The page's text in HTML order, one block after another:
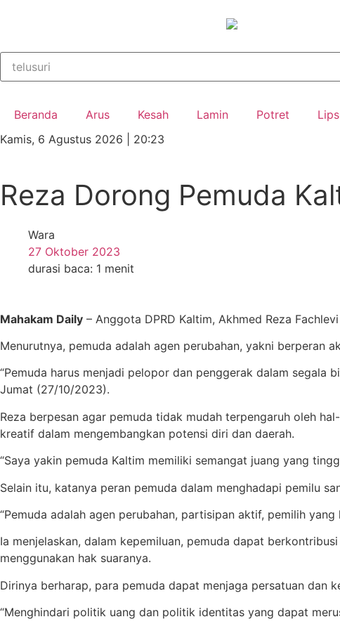
Beranda Arus Kesah Lamin Potret
Kamis, 6 Agustus 2026 | 20:23
Reza Dorong Pemuda
Wara
27 Oktober 2023
durasi baca: 1 menit
Mahakam Daily – Anggota DPRD Kaltim, Akhmed Reza
Menurutnya, pemuda adalah agen perubahan, yakni berperan
“Pemuda harus menjadi pelopor dan penggerak dalam segala
Jumat (27/10/2023).
Reza berpesan agar pemuda tidak mudah terpengaruh oleh
kreatif dalam mengembangkan potensi diri dan daerah.
“Saya yakin pemuda Kaltim memiliki semangat juang yang
Selain itu, katanya peran pemuda dalam menghadapi pemilu
“Pemuda adalah agen perubahan, partisipan aktif, pemilih
Ia menjelaskan, dalam kepemiluan, pemuda dapat
menggunakan hak suaranya.
Dirinya berharap, para pemuda dapat menjaga persatuan dan
“Menghindari politik uang dan politik identitas yang dapat